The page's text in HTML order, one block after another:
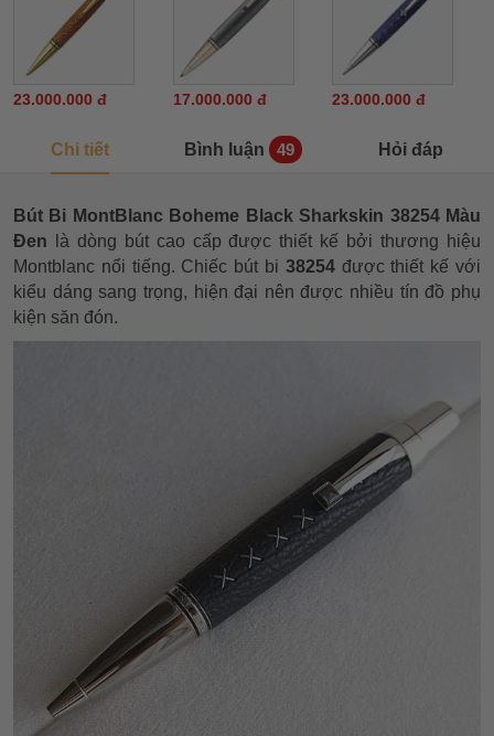
23.000.000 đ 17.000.000 đ 23.000.000 đ
Chi tiết Bình luận 49 Hỏi đáp
Bút Bi MontBlanc Boheme Black Sharkskin 38254 Màu
Đen là dòng bút cao cấp được thiết kế bởi thương hiệu
Montblanc nổi tiếng. Chiếc bút bi 38254 được thiết kế với
kiểu dáng sang trọng, hiện đại nên được nhiều tín đồ phụ
kiện săn đón.